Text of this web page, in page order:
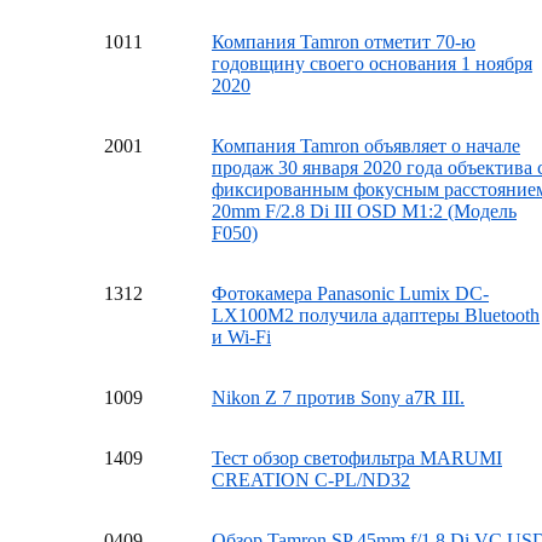
1011
Компания Tamron отметит 70-ю
годовщину своего основания 1 ноября
2020
2001
Компания Tamron объявляет о начале
продаж 30 января 2020 года объектива
фиксированным фокусным
20mm F/2.8 Di III OSD M1:2 (Модель
F050)
1312
Фотокамера Panasonic Lumix DC-
LX100M2 получила адаптеры Bluetooth
и Wi-Fi
1009 Nikon Z 7 против Sony a7R III.
1409
Тест обзор светофильтра MARUMI
CREATION C-PL/ND32